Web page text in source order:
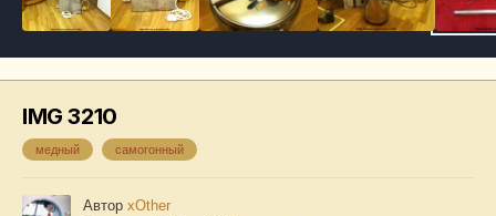
IMG 3210
медный самогонный
Автор xOther